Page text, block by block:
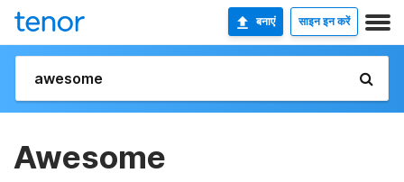
बनाएं साइन इन करें
Awesome